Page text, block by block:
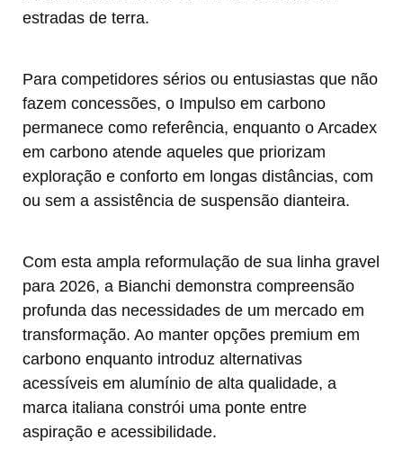
estradas de terra.
Para competidores sérios ou entusiastas que não
fazem concessões, o Impulso em carbono
permanece como referência, enquanto o Arcadex
em carbono atende aqueles que priorizam
exploração e conforto em longas distâncias, com
ou sem a assistência de suspensão dianteira.
Com esta ampla reformulação de sua linha gravel
para 2026, a Bianchi demonstra compreensão
profunda das necessidades de um mercado em
transformação. Ao manter opções premium em
carbono enquanto introduz alternativas
acessíveis em alumínio de alta qualidade, a
marca italiana constrói uma ponte entre
aspiração e acessibilidade.